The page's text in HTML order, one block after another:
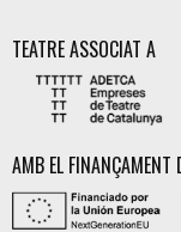
TEATRE ASSOCIAT A
AMB EL FINANÇAMENT